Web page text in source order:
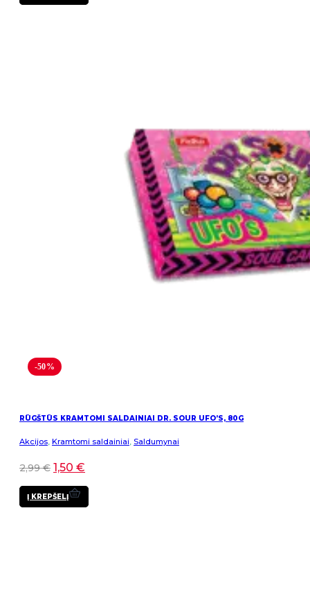
-50%
RŪGŠTŪS KRAMTOMI SALDAINIAI DR. SOUR UFO’S, 80G
Akcijos, Kramtomi saldainiai, Saldumynai
2,99€ 1,50 €
Į KREPŠELĮ